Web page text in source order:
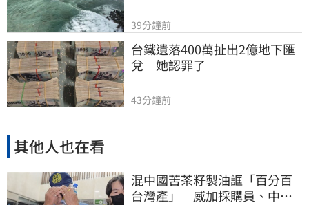
39分鐘前
台鐵遺落400萬扯出2億地下匯
兌　她認罪了
43分鐘前
其他人也在看
混中國苦茶籽製油誆「百分百
台灣產」 威加採購員、中間